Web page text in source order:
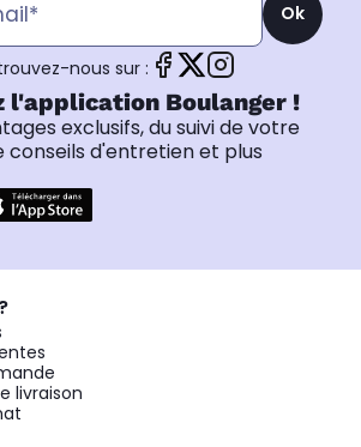
Ok
nous sur :
l'application Boulanger !
exclusifs, du suivi de votre
conseils d'entretien et plus
livraison